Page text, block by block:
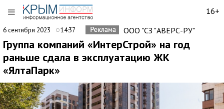
16+
6 сентября 2023 14:37 ООО "СЗ "АВЕРС-РУ"
Группа компаний «ИнтерСтрой» на год
раньше сдала в эксплуатацию ЖК
«ЯлтаПарк»